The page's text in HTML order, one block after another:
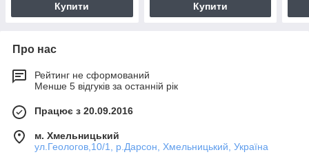
Купити Купити
Про нас
Рейтинг не сформований
Менше 5 відгуків за останній рік
Працює з 20.09.2016
м. Хмельницький
ул.Геологов,10/1, р.Дарсон, Хмельницький, Україна